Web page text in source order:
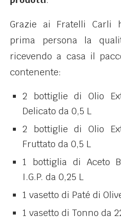
Grazie ai Fratelli Carli
prima persona la
ricevendo a casa il
contenente:
2 bottiglie di Olio
Delicato da 0,5 L
2 bottiglie di Olio
Fruttato da 0,5 L
1 bottiglia di Aceto
I.G.P. da 0,25 L
1 vasetto di Paté di
1 vasetto di Tonno da